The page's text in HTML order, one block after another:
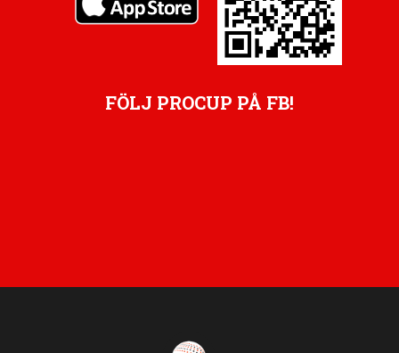
FÖLJ PROCUP PÅ FB!